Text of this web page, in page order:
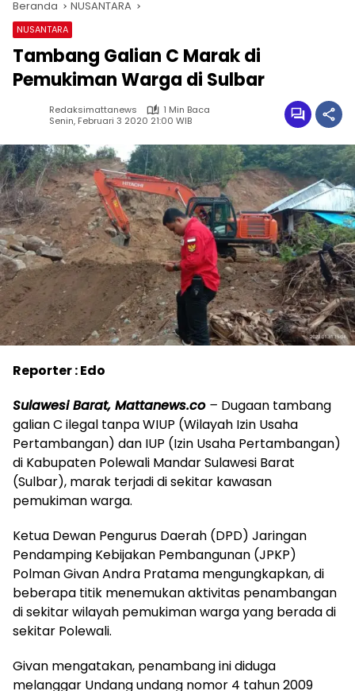
Beranda NUSANTARA
NUSANTARA
Tambang Galian C Marak di
Pemukiman Warga di Sulbar
Redaksimattanews
1 Min Baca
Senin, Februari 3 2020 21:00 WIB
Reporter : Edo
Sulawesi Barat, Mattanews.co– Dugaan tambang
galian C ilegal tanpa WIUP (Wilayah Izin Usaha
Pertambangan) dan IUP (Izin Usaha Pertambangan)
di Kabupaten Polewali Mandar Sulawesi Barat
(Sulbar), marak terjadi di sekitar kawasan
pemukiman warga.
Ketua Dewan Pengurus Daerah (DPD) Jaringan
Pendamping Kebijakan Pembangunan (JPKP)
Polman Givan Andra Pratama mengungkapkan, di
beberapa titik menemukan aktivitas penambangan
di sekitar wilayah pemukiman warga yang berada di
sekitar Polewali.
Givan mengatakan, penambang ini diduga
melanggar Undang undang nomor 4 tahun 2009